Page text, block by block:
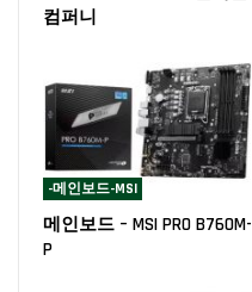
컴퍼니
-메인보드-MSI
메인보드 – MSI PRO B760M-
P